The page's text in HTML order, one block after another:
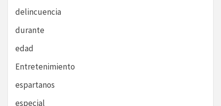
delincuencia
durante
edad
Entretenimiento
espartanos
especial